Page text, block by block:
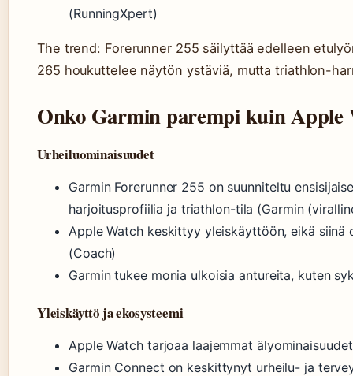
(RunningXpert)
The trend: Forerunner 255 säilyttää edelleen
265 houkuttelee näytön ystäviä, mutta triathlon-
Onko Garmin parempi kuin Apple
Urheiluominaisuudet
Garmin Forerunner 255 on suunniteltu
harjoitusprofiilia ja triathlon-tila (Garmin
Apple Watch keskittyy yleiskäyttöön, eikä
(Coach)
Garmin tukee monia ulkoisia antureita, kuten
Yleiskäyttö ja ekosysteemi
Apple Watch tarjoaa laajemmat
Garmin Connect on keskittynyt urheilu- ja